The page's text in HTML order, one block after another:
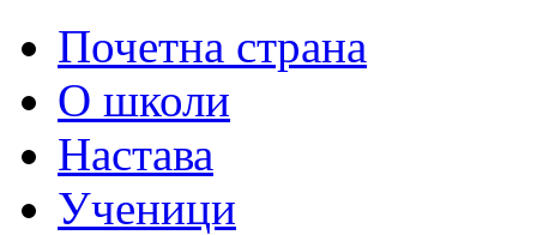
Почетна страна
О школи
Настава
Ученици